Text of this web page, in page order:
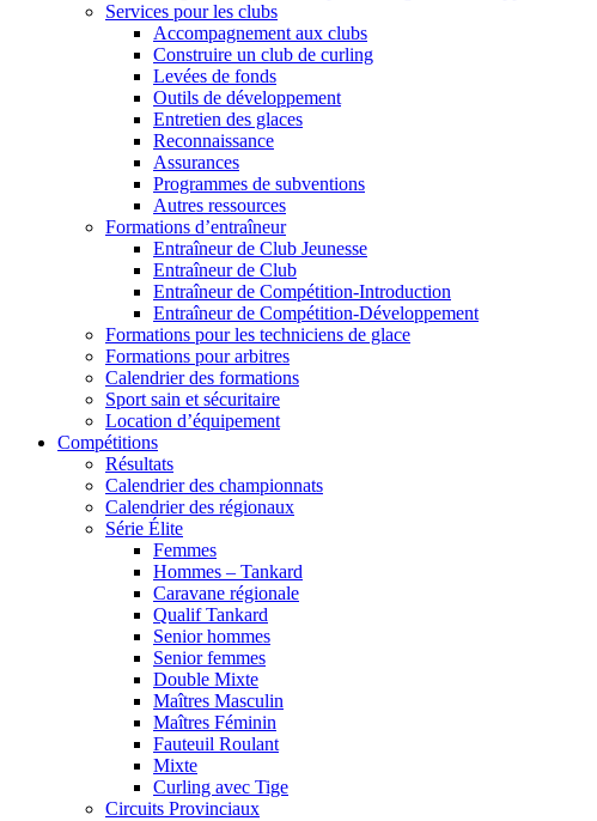
Services pour les clubs
Accompagnement aux clubs
Construire un club de curling
Levées de fonds
Outils de développement
Entretien des glaces
Reconnaissance
Assurances
Programmes de subventions
Autres ressources
Formations d’entraîneur
Entraîneur de Club Jeunesse
Entraîneur de Club
Entraîneur de Compétition-Introduction
Entraîneur de Compétition-Développement
Formations pour les techniciens de glace
Formations pour arbitres
Calendrier des formations
Sport sain et sécuritaire
Location d’équipement
Compétitions
Résultats
Calendrier des championnats
Calendrier des régionaux
Série Élite
Femmes
Hommes – Tankard
Caravane régionale
Qualif Tankard
Senior hommes
Senior femmes
Double Mixte
Maîtres Masculin
Maîtres Féminin
Fauteuil Roulant
Mixte
Curling avec Tige
Circuits Provinciaux